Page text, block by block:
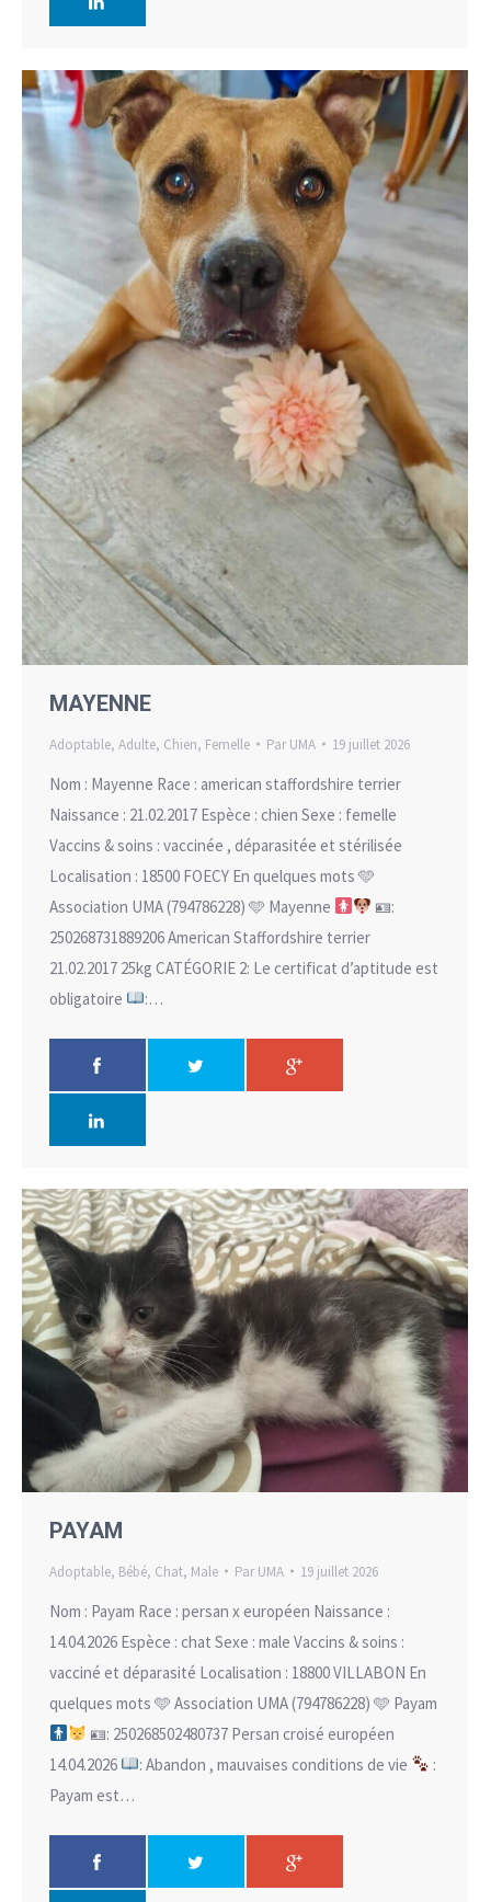
MAYENNE
Adoptable, Adulte, Chien, Femelle Par UMA 19 juillet 2026
Nom : Mayenne Race : american staffordshire terrier
Naissance : 21.02.2017 Espèce : chien Sexe : femelle
Vaccins & soins : vaccinée , déparasitée et stérilisée
Localisation : 18500 FOECY En quelques mots 🩵
Association UMA (794786228) 🩵 Mayenne
🪪:
250268731889206 American Staffordshire terrier
21.02.2017 25kg CATÉGORIE 2: Le certificat d’aptitude est
obligatoire
:…
PAYAM
Adoptable, Bébé, Chat, Male Par UMA 19 juillet 2026
Nom : Payam Race : persan x européen Naissance :
14.04.2026 Espèce : chat Sexe : male Vaccins & soins :
vacciné et déparasité Localisation : 18800 VILLABON En
quelques mots 🩵 Association UMA (794786228) 🩵 Payam
🪪: 250268502480737 Persan croisé européen
14.04.2026
: Abandon , mauvaises conditions de vie
:
Payam est…